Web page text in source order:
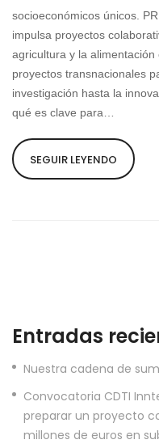
socioeconómicos únicos.
impulsa proyectos
agricultura y la
proyectos transnacionales
investigación hasta la
qué es clave para…
SEGUIR LEYENDO
Entradas
Nuestra cadena de
Convocatoria CDTI
preparar un proyecto
millones de euros en